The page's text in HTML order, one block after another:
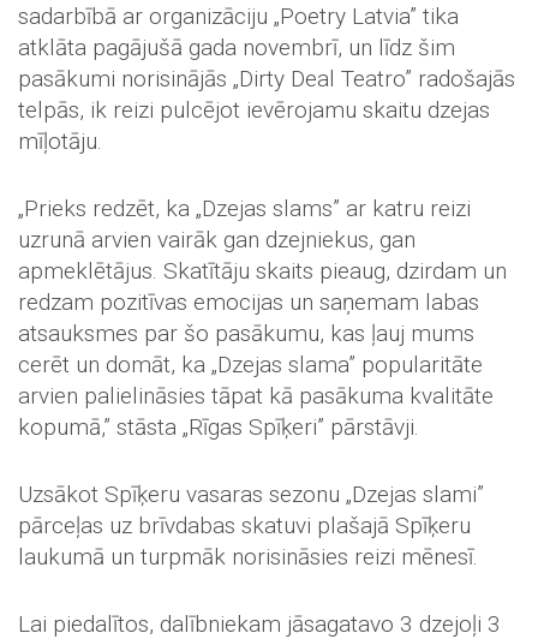
sadarbībā ar organizāciju „Poetry Latvia” tika
atklāta pagājušā gada novembrī, un līdz šim
pasākumi norisinājās „Dirty Deal Teatro” radošajās
telpās, ik reizi pulcējot ievērojamu skaitu dzejas
mīļotāju.
„Prieks redzēt, ka „Dzejas slams” ar katru reizi
uzrunā arvien vairāk gan dzejniekus, gan
apmeklētājus. Skatītāju skaits pieaug, dzirdam un
redzam pozitīvas emocijas un saņemam labas
atsauksmes par šo pasākumu, kas ļauj mums
cerēt un domāt, ka „Dzejas slama” popularitāte
arvien palielināsies tāpat kā pasākuma kvalitāte
kopumā,” stāsta „Rīgas Spīķeri” pārstāvji.
Uzsākot Spīķeru vasaras sezonu „Dzejas slami”
pārceļas uz brīvdabas skatuvi plašajā Spīķeru
laukumā un turpmāk norisināsies reizi mēnesī.
Lai piedalītos, dalībniekam jāsagatavo 3 dzejoļi 3